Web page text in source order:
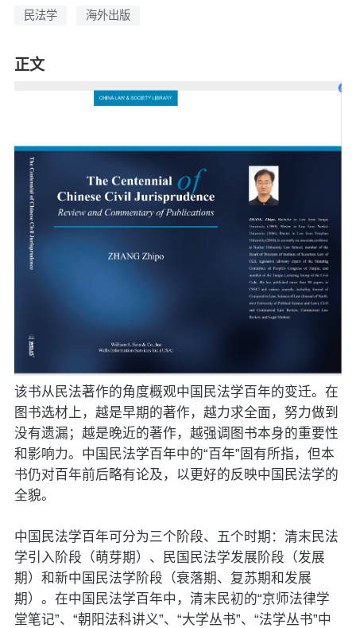
民法学 海外出版
正文
该书从民法著作的角度概观中国民法学百年的变迁。在
图书选材上，越是早期的著作，越力求全面，努力做到
没有遗漏；越是晚近的著作，越强调图书本身的重要性
和影响力。中国民法学百年中的“百年”固有所指，但本
书仍对百年前后略有论及，以更好的反映中国民法学的
全貌。
中国民法学百年可分为三个阶段、五个时期：清末民法
学引入阶段（萌芽期）、民国民法学发展阶段（发展
期）和新中国民法学阶段（衰落期、复苏期和发展
期）。在中国民法学百年中，清末民初的“京师法律学
堂笔记”、“朝阳法科讲义”、“大学丛书”、“法学丛书”中